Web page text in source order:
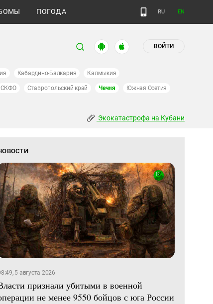
ПОГОДА RU EN
ВОЙТИ
Кабардино-Балкария Калмыкия
СКФО Ставропольский край Чечня Южная Осетия
Экокатастрофа на Кубани
5 августа 2026
признали убитыми в военной
не менее 9550 бойцов с юга России